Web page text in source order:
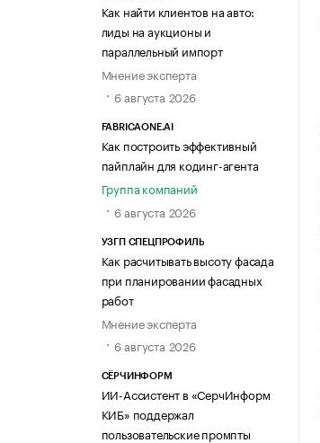
Как найти клиентов на авто:
лиды на аукционы и
параллельный импорт
Мнение эксперта
6 августа 2026
FABRICAONE.AI
Как построить эффективный
пайплайн для кодинг-агента
Группа компаний
6 августа 2026
УЗГП СПЕЦПРОФИЛЬ
Как расчитывать высоту фасада
при планировании фасадных
работ
Мнение эксперта
6 августа 2026
СЁРЧИНФОРМ
ИИ-Ассистент в «СерчИнформ
КИБ» поддержал
пользовательские промпты